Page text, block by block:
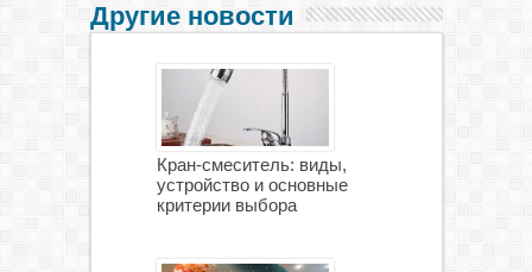
Другие новости
Кран-смеситель: виды,
устройство и основные
критерии выбора